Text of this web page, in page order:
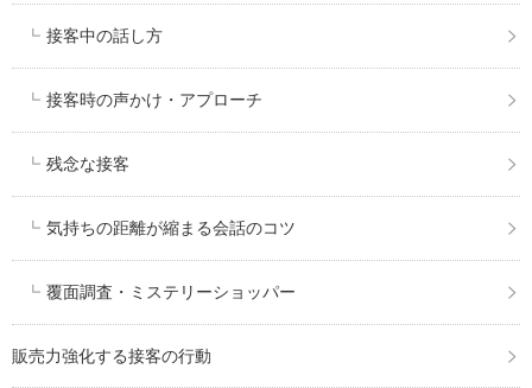
接客中の話し方
接客時の声かけ・アプローチ
残念な接客
気持ちの距離が縮まる会話のコツ
覆面調査・ミステリーショッパー
販売力強化する接客の行動